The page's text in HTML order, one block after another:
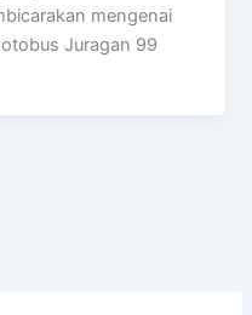
mengenai
Juragan 99